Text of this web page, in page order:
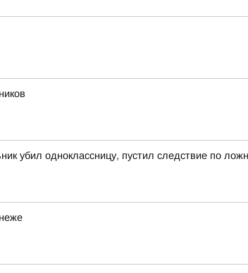
убил одноклассницу, пустил следствие по